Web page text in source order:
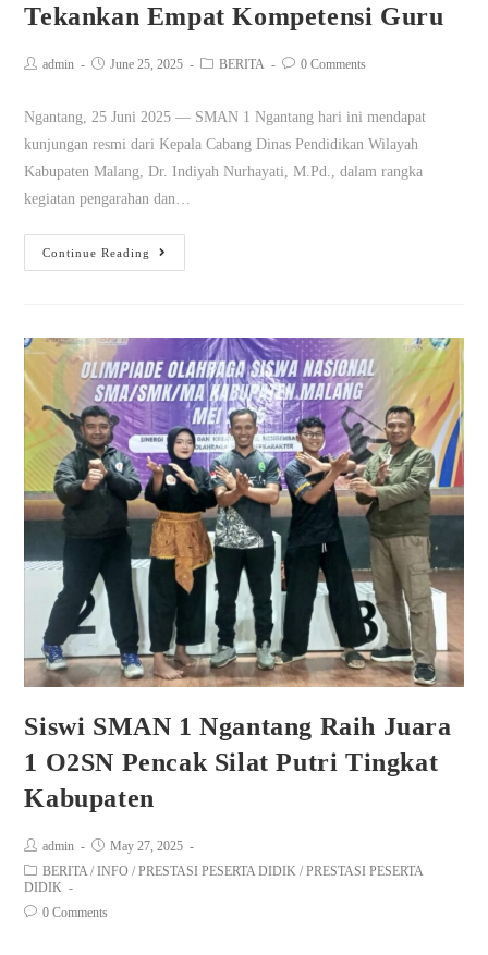
Tekankan Empat Kompetensi Guru
admin June 25, 2025 BERITA 0 Comments
Ngantang, 25 Juni 2025 — SMAN 1 Ngantang hari ini mendapat
kunjungan resmi dari Kepala Cabang Dinas Pendidikan Wilayah
Kabupaten Malang, Dr. Indiyah Nurhayati, M.Pd., dalam rangka
kegiatan pengarahan dan…
Continue Reading
Siswi SMAN 1 Ngantang Raih Juara
1 O2SN Pencak Silat Putri Tingkat
Kabupaten
admin
May 27, 2025
BERITA / INFO / PRESTASI PESERTA DIDIK / PRESTASI PESERTA
DIDIK
0 Comments